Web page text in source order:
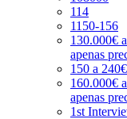
114
1150-156
130.000€
apenas
150 a
160.000€
apenas
1st